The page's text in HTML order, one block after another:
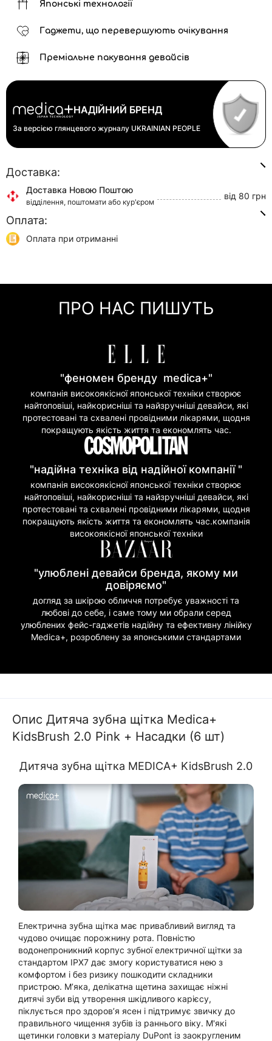
Японські технології
Гаджети, що перевершують очікування
Преміальне пакування девайсів
НАДІЙНИЙ БРЕНД
За версією глянцевого журналу UKRAINIAN PEOPLE
Доставка:
Доставка Новою Поштою
відділення, поштомати або кур'єром
від 80 грн
Доставка Укр Поштою
Оплата:
Оплата при отриманні
Покупка частинами (Моно Банк)
ПРО НАС ПИШУТЬ
"феномен бренду medica+"
компанія високоякісної японської техніки створює
найтоповіші, найкорисніші та найзручніші девайси, які
протестовані та схвалені провідними лікарями, щодня
покращують якість життя та економлять час.
"надійна техніка від надійної компанії "
компанія високоякісної японської техніки створює
найтоповіші, найкорисніші та найзручніші девайси, які
протестовані та схвалені провідними лікарями, щодня
покращують якість життя та економлять час.компанія
високоякісної японської техніки
"улюблені девайси бренда, якому ми
довіряємо"
догляд за шкірою обличчя потребує уважності та
любові до себе, і саме тому ми обрали серед
улюблених фейс-гаджетів надійну та ефективну лінійку
Medica+, розроблену за японськими стандартами
Опис Дитяча зубна щітка Medica+
KidsBrush 2.0 Pink + Насадки (6 шт)
Дитяча зубна щітка MEDICA+ KidsBrush 2.0
Електрична зубна щітка має привабливий вигляд та
чудово очищає порожнину рота. Повністю
водонепроникний корпус зубної електричної щітки за
стандартом IPX7 дає змогу користуватися нею з
комфортом і без ризику пошкодити складники
пристрою. Мʼяка, делікатна щетина захищає ніжні
дитячі зуби від утворення шкідливого карієсу,
піклується про здоровʼя ясен і підтримує звичку до
правильного чищення зубів із раннього віку. М'які
щетинки головки з матеріалу DuPont із заокругленим